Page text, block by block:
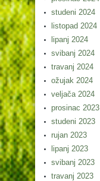
studeni 2024
listopad 2024
lipanj 2024
svibanj 2024
travanj 2024
ožujak 2024
veljača 2024
prosinac 2023
studeni 2023
rujan 2023
lipanj 2023
svibanj 2023
travanj 2023